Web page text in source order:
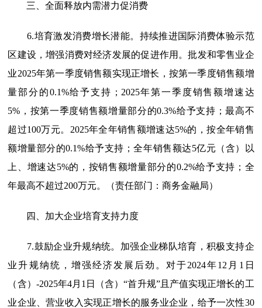
三、全面释放内需潜力促消费
6.培育激发消费增长潜能。 持续推进国际消费体验示范
区建设，增强消费对经济发展的促进作用。批发和零售业企
业2025年第一季度销售额实现正增长，按第一季度销售额增
量部分的0.1%给予支持；2025年第一季度销售额增速达
5%，按第一季度销售额增量部分的0.3%给予支持；最高不
超过100万元。2025年全年销售额增速达5%的，按全年销售
额增量部分的0.1%给予支持；全年销售额达5亿元（含）以
上、增速达5%的，按销售额增量部分的0.2%给予支持；全
年最高不超过200万元。（责任部门：商务金融局）
四、加大企业培育支持力度
7.鼓励企业升规纳统。 加强企业梯队培育，积极支持企
业升规纳统，增强经济发展后劲。对于2024年12月1日
（含）-2025年4月1日（含）“首升规”且产值实现正增长的工
业企业、营业收入实现正增长的服务业企业，给予一次性30